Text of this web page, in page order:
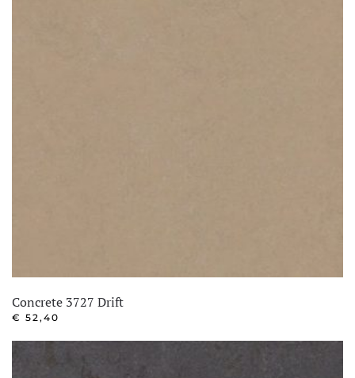
Concrete 3727 Drift
€ 52,40